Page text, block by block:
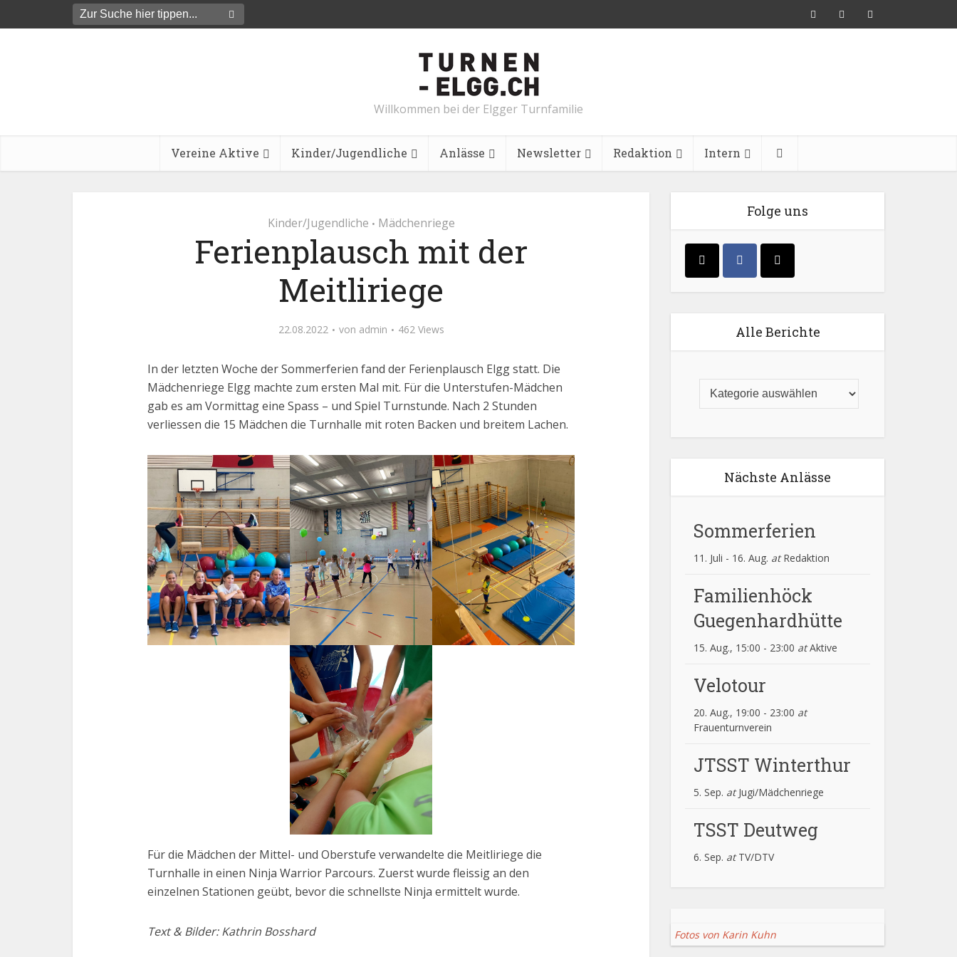
Willkommen bei der Elgger Turnfamilie
Vereine Aktive Kinder/Jugendliche Anlässe Newsletter Redaktion Intern
Kinder/Jugendliche • Mädchenriege
Ferienplausch mit der
Meitliriege
22.08.2022 von admin 462 Views
In der letzten Woche der Sommerferien fand der Ferienplausch Elgg statt. Die
Mädchenriege Elgg machte zum ersten Mal mit. Für die Unterstufen-Mädchen
gab es am Vormittag eine Spass – und Spiel Turnstunde. Nach 2 Stunden
verliessen die 15 Mädchen die Turnhalle mit roten Backen und breitem Lachen.
Für die Mädchen der Mittel- und Oberstufe verwandelte die Meitliriege die
Turnhalle in einen Ninja Warrior Parcours. Zuerst wurde fleissig an den
einzelnen Stationen geübt, bevor die schnellste Ninja ermittelt wurde.
Text & Bilder: Kathrin Bosshard
Folge uns
Alle Berichte
Nächste Anlässe
Sommerferien
11. Juli - 16. Aug. atRedaktion
Familienhöck
Guegenhardhütte
15. Aug., 15:00 - 23:00 atAktive
Velotour
20. Aug., 19:00 - 23:00 at
Frauenturnverein
JTSST Winterthur
5. Sep. atJugi/Mädchenriege
TSST Deutweg
6. Sep. atTV/DTV
Fotos von Karin Kuhn